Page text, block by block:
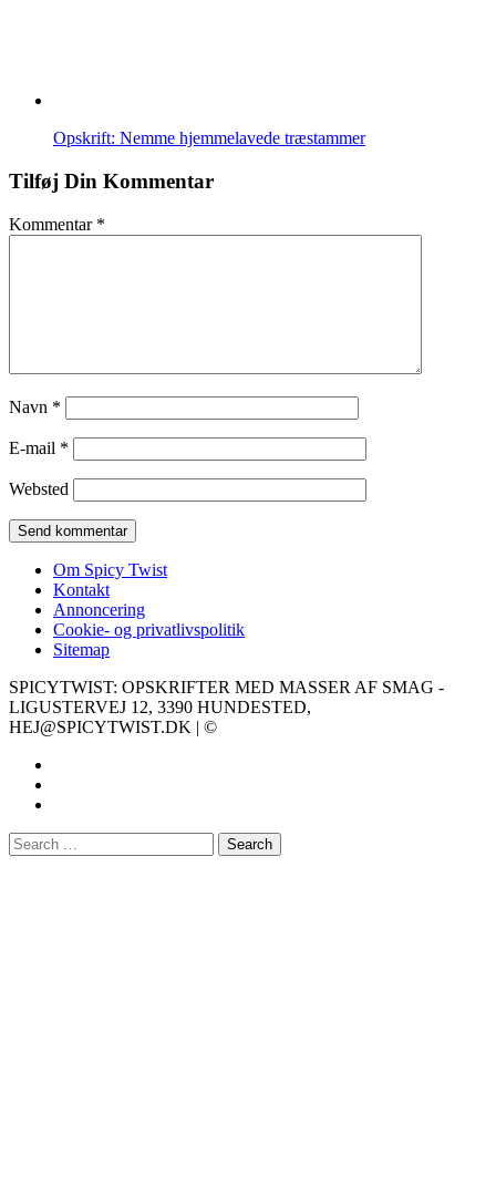
Opskrift: Nemme hjemmelavede træstammer
Tilføj Din Kommentar
Kommentar *
Navn *
E-mail *
Websted
Om Spicy Twist
Kontakt
Annoncering
Cookie- og privatlivspolitik
Sitemap
SPICYTWIST: OPSKRIFTER MED MASSER AF SMAG -
LIGUSTERVEJ 12, 3390 HUNDESTED,
HEJ@SPICYTWIST.DK | ©